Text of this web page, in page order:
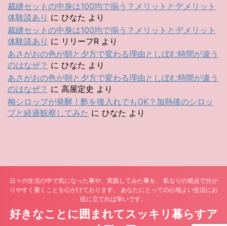
裁縫セットの中身は100均で揃う？メリットとデメリット
体験談あり に ひなた より
裁縫セットの中身は100均で揃う？メリットとデメリット
体験談あり に リリーフR より
あさがおの色が朝と夕方で変わる理由としぼむ時間が違う
のはなぜ？ に ひなた より
あさがおの色が朝と夕方で変わる理由としぼむ時間が違う
のはなぜ？ に 高屋定史 より
梅シロップが発酵！酢を後入れでもOK？加熱後のシロッ
プと経過観察してみた に ひなた より
日々の生活の中で気になった事や、実践してみた事を、 私なりの視点で分か
りやすく書くことを心がけております。 あなたにとっての心地よい生活にお
役に立てれば幸いです。
好きなことに囲まれてスッキリ暮らすア